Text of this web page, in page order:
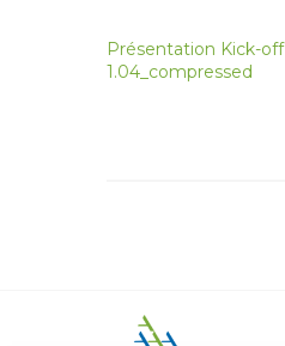
Présentation Kick-off
1.04_compressed